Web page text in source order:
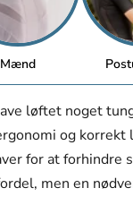
Mænd
løftet noget
og
for at forhindre
men en